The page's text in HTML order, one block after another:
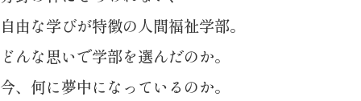
自由な学びが特徴の人間福祉学部。
どんな思いで学部を選んだのか。
今、何に夢中になっているのか。